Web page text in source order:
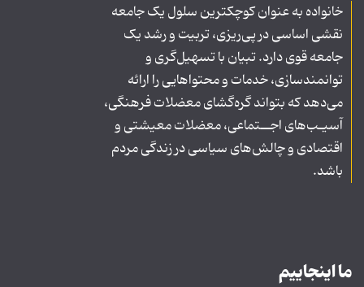
خانواده به عنوان کوچکترین سلول یک جامعه
نقشی اساسی در پی‌ریزی، تربیت و رشد یک
جامعه قوی دارد. تبیان با تسهیل‌گری و
توانمندسازی، خدمات و محتواهایی را ارائه
می‌دهد که بتواند گره‌گشای معضلات فرهنگی،
آسیـب‌های اجــتماعی، معضلات معیشتی و
اقتصادی و چالش‌های سیاسی در زندگی مردم
باشد.
ما اینجاییم